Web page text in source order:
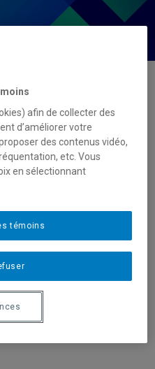
: Projet «
de
jeunes
et
rapport à
afin de collecter des
d’améliorer votre
des contenus vidéo,
etc. Vous
en sélectionnant
témoins